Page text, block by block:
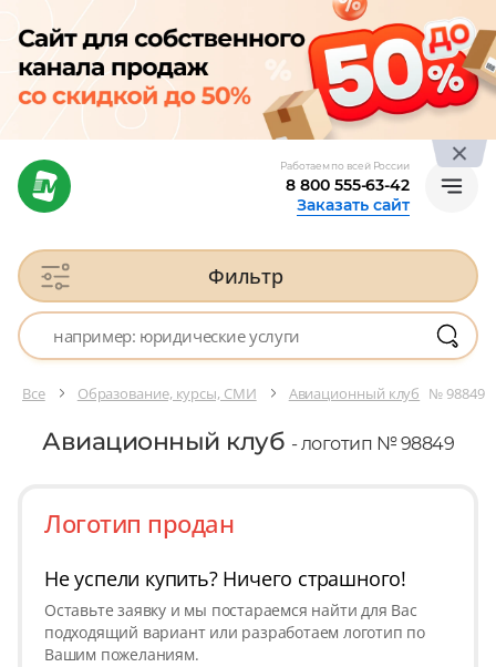
Работаем по всей России
8 800 555-63-42
Заказать сайт
Фильтр
Все Образование, курсы, СМИ Авиационный клуб № 98849
Авиационный клуб - логотип № 98849
Логотип продан
Не успели купить? Ничего страшного!
Оставьте заявку и мы постараемся найти для Вас
подходящий вариант или разработаем логотип по
Вашим пожеланиям.